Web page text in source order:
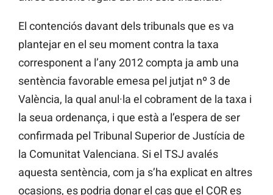
El contenciós davant dels tribunals que es va
plantejar en el seu moment contra la taxa
corresponent a l’any 2012 compta ja amb una
sentència favorable emesa pel jutjat nº 3 de
València, la qual anul·la el cobrament de la taxa i
la seua ordenança, i que està a l’espera de ser
confirmada pel Tribunal Superior de Justícia de
la Comunitat Valenciana. Si el TSJ avalés
aquesta sentència, com ja s’ha explicat en altres
ocasions, es podria donar el cas que el COR es